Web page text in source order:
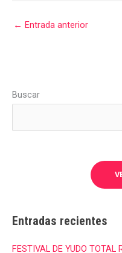
← Entrada anterior
Buscar
Entradas recientes
FESTIVAL DE YUDO TOTAL